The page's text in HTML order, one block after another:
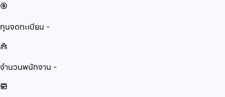
ทุนจดทะเบียน -
จำนวนพนักงาน -